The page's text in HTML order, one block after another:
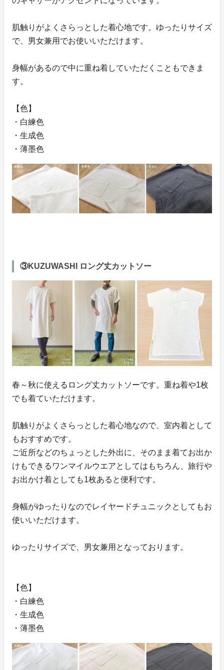
肌触りがよくさらっとした着心地です。ゆったりサイズ
で、男女兼用でお使いいただけます。
身幅があるので中に重ね着していただくこともできま
す。
【色】
・白練色
・生成色
・薄墨色
③KUZUWASHI ロング丈カットソー
春～秋に使えるロング丈カットソーです。重ね着や1枚
でも着ていただけます。
肌触りがよくさらっとした着心地なので、室内着として
もおすすめです。
ご近所などのちょっとした外出に、そのまま着てお出か
けもできるワンマイルウエアとしてはもちろん、旅行や
お出かけ着としても1枚あると便利です。
身幅がゆったりなのでレイヤードチュニックとしてもお
使いいただけます。
ゆったりサイズで、男女兼用となっております。
【色】
・白練色
・生成色
・薄墨色